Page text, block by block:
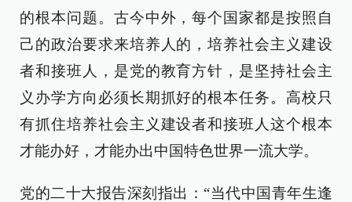
的根本问题。古今中外，每个国家都是按照自
己的政治要求来培养人的，培养社会主义建设
者和接班人，是党的教育方针，是坚持社会主
义办学方向必须长期抓好的根本任务。高校只
有抓住培养社会主义建设者和接班人这个根本
才能办好，才能办出中国特色世界一流大学。
党的二十大报告深刻指出：“当代中国青年生逢